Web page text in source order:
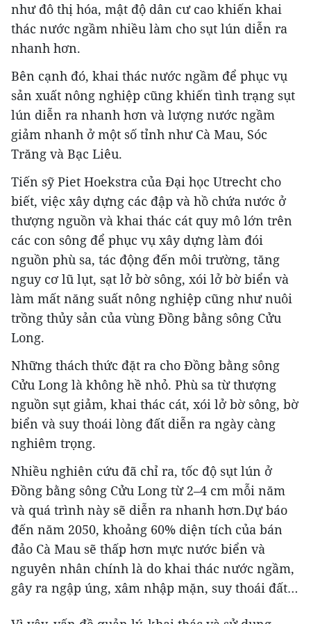
như đô thị hóa, mật độ dân cư cao khiến khai
thác nước ngầm nhiều làm cho sụt lún diễn ra
nhanh hơn.
Bên cạnh đó, khai thác nước ngầm để phục vụ
sản xuất nông nghiệp cũng khiến tình trạng sụt
lún diễn ra nhanh hơn và lượng nước ngầm
giảm nhanh ở một số tỉnh như Cà Mau, Sóc
Trăng và Bạc Liêu.
Tiến sỹ Piet Hoekstra của Đại học Utrecht cho
biết, việc xây dựng các đập và hồ chứa nước ở
thượng nguồn và khai thác cát quy mô lớn trên
các con sông để phục vụ xây dựng làm đói
nguồn phù sa, tác động đến môi trường, tăng
nguy cơ lũ lụt, sạt lở bờ sông, xói lở bờ biển và
làm mất năng suất nông nghiệp cũng như nuôi
trồng thủy sản của vùng Đồng bằng sông Cửu
Long.
Những thách thức đặt ra cho Đồng bằng sông
Cửu Long là không hề nhỏ. Phù sa từ thượng
nguồn sụt giảm, khai thác cát, xói lở bờ sông, bờ
biển và suy thoái lòng đất diễn ra ngày càng
nghiêm trọng.
Nhiều nghiên cứu đã chỉ ra, tốc độ sụt lún ở
Đồng bằng sông Cửu Long từ 2–4 cm mỗi năm
và quá trình này sẽ diễn ra nhanh hơn.Dự báo
đến năm 2050, khoảng 60% diện tích của bán
đảo Cà Mau sẽ thấp hơn mực nước biển và
nguyên nhân chính là do khai thác nước ngầm,
gây ra ngập úng, xâm nhập mặn, suy thoái đất…